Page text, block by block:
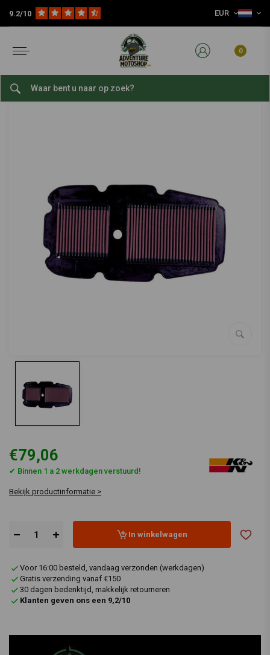
9.2/10 EUR
0
Slijtage Delen Filters Vervangend Luchtfilter | Honda XL650V Transalp ('00-'07)
Vervangend Luchtfilter | Honda XL650V
0/5 (0 reviews)
€79,06
✔ Binnen 1 a 2 werkdagen verstuurd!
Bekijk productinformatie >
In winkelwagen
Voor 16:00 besteld, vandaag verzonden (werkdagen)
Gratis verzending vanaf €150
30 dagen bedenktijd, makkelijk retourneren
Klanten geven ons een 9,2/10